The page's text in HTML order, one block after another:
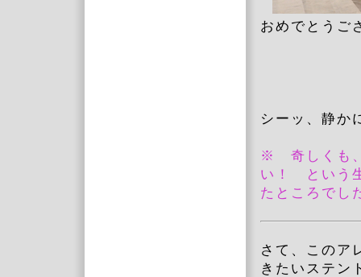
おめでとうご
シーッ、静か
※ 奇しくも、
い！ という
たところでし
さて、このア
きたいステン